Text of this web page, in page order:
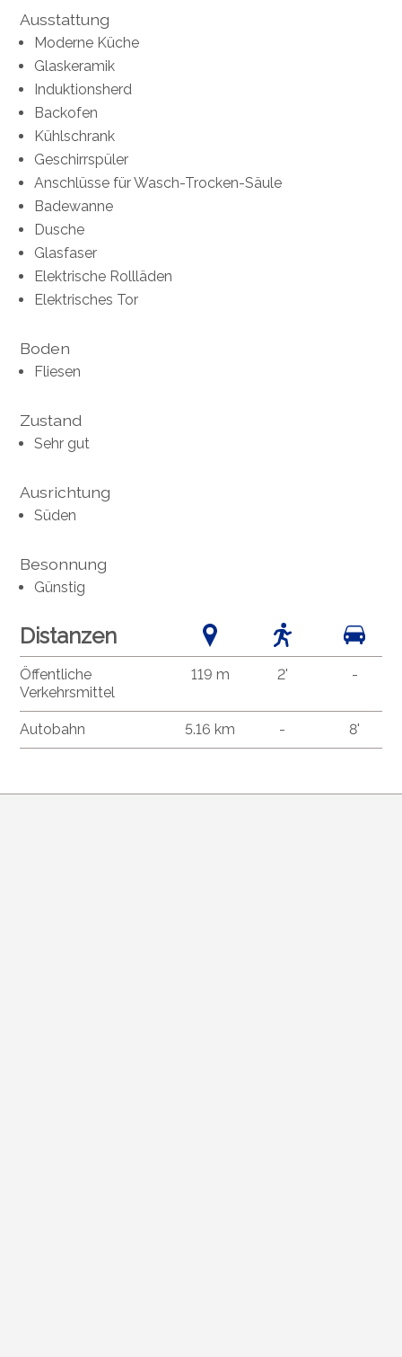
Ausstattung
Moderne Küche
Glaskeramik
Induktionsherd
Backofen
Kühlschrank
Geschirrspüler
Anschlüsse für Wasch-Trocken-Säule
Badewanne
Dusche
Glasfaser
Elektrische Rollläden
Elektrisches Tor
Boden
Fliesen
Zustand
Sehr gut
Ausrichtung
Süden
Besonnung
Günstig
Distanzen
Öffentliche
Verkehrsmittel
119 m 2' -
Autobahn 5.16 km - 8'